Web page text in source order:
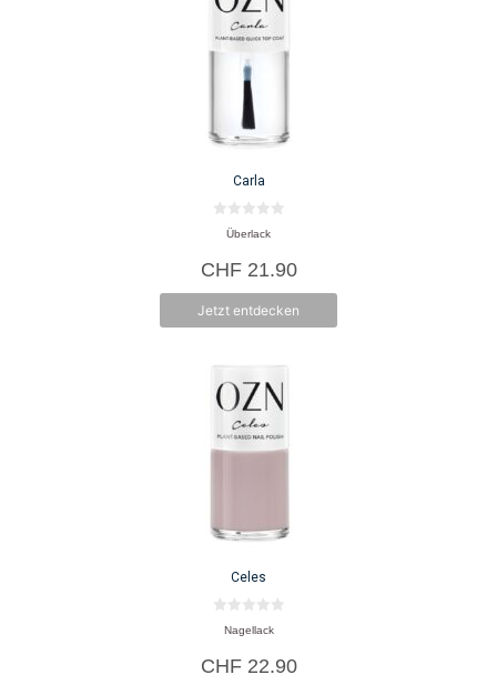
Carla
n
5
Überlack
CHF21.90
Jetzt entdecken
Celes
n
5
Nagellack
CHF22.90